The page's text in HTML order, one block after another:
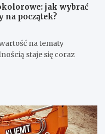
jak wybrać
na początek?
na tematy
staje się coraz